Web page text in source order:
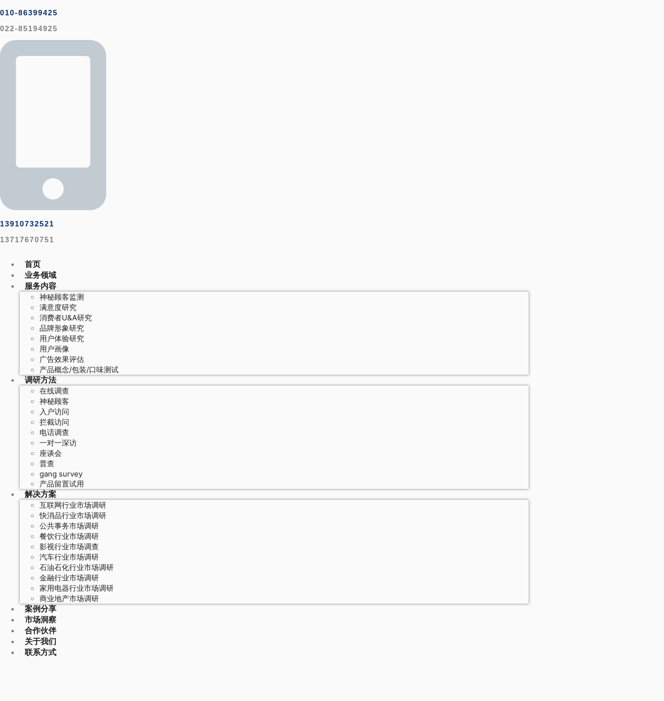
010-86399425
022-85194925
13910732521
13717670751
首页
业务领域
服务内容
神秘顾客监测
满意度研究
消费者U&A研究
品牌形象研究
用户体验研究
用户画像
广告效果评估
产品概念/包装/口味测试
调研方法
在线调查
神秘顾客
入户访问
拦截访问
电话调查
一对一深访
座谈会
普查
gang survey
产品留置试用
解决方案
互联网行业市场调研
快消品行业市场调研
公共事务市场调研
餐饮行业市场调研
影视行业市场调查
汽车行业市场调研
石油石化行业市场调研
金融行业市场调研
家用电器行业市场调研
商业地产市场调研
案例分享
市场洞察
合作伙伴
关于我们
联系方式